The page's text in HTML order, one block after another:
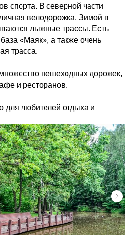
спорта. В северной части
велодорожка. Зимой в
лыжные трассы. Есть
«Маяк», а также очень
трасса.
пешеходных дорожек,
и ресторанов.
для любителей отдыха и